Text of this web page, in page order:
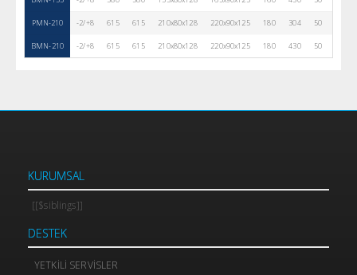
PMN-210 -2/+8 615 615 210x80x128 220x90x125 180 304 50
BMN-210 -2/+8 615 615 210x80x128 220x90x125 180 430 50
KURUMSAL
[[$siblings]]
DESTEK
YETKILI SERVISLER